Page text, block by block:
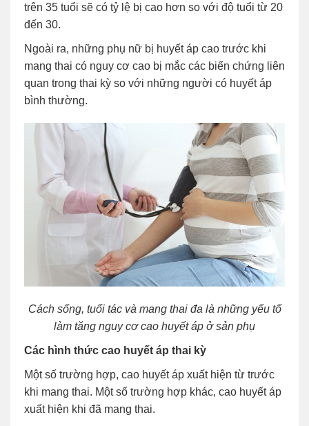
trên 35 tuổi sẽ có tỷ lệ bị cao hơn so với độ tuổi từ 20
đến 30.
Ngoài ra, những phụ nữ bị huyết áp cao trước khi
mang thai có nguy cơ cao bị mắc các biến chứng liên
quan trong thai kỳ so với những người có huyết áp
bình thường.
Cách sống, tuổi tác và mang thai đa là những yếu tố
làm tăng nguy cơ cao huyết áp ở sản phụ
Các hình thức cao huyết áp thai kỳ
Một số trường hợp, cao huyết áp xuất hiện từ trước
khi mang thai. Một số trường hợp khác, cao huyết áp
xuất hiện khi đã mang thai.